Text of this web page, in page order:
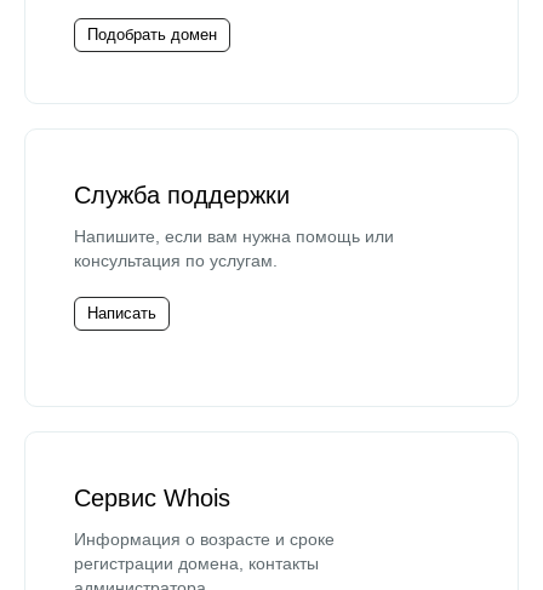
Подобрать домен
Служба поддержки
Напишите, если вам нужна помощь или
консультация по услугам.
Написать
Сервис Whois
Информация о возрасте и сроке
регистрации домена, контакты